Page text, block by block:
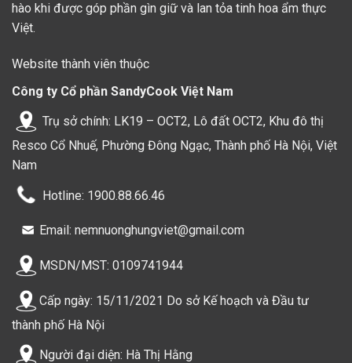
hào khi được góp phần gìn giữ và lan tỏa tinh hoa ẩm thực
Việt.
Website thành viên thuộc
Công ty Cổ phần SandyCook Việt Nam
Trụ sở chính: LK19 – OCT2, Lô đất OCT2, Khu đô thị
Resco Cổ Nhuế, Phường Đông Ngạc, Thành phố Hà Nội, Việt
Nam
Hotline: 1900.88.66.46
Email: nemnuonghungviet@gmail.com
MSDN/MST: 0109741944
Cấp ngày: 15/11/2021 Do sở Kế hoạch và Đầu tư
thành phố Hà Nội
Người đại diện: Hà Thị Hằng